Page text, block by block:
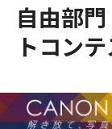
自由部
トコン